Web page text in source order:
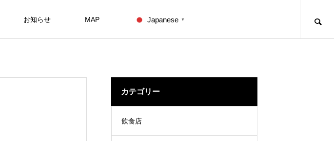
お知らせ MAP Japanese ▼
カテゴリー
飲食店